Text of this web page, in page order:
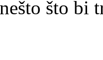
što bi